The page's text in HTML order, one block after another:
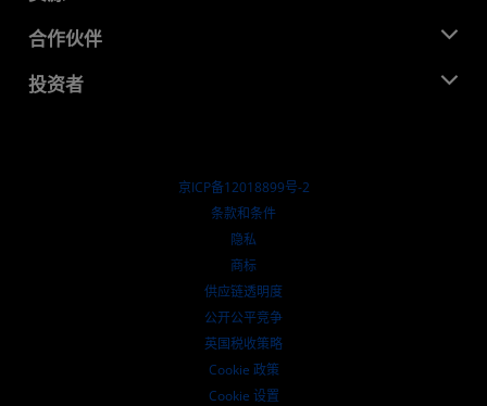
就业机会
联系我们
媒体库
开发中心
成功案例
合作伙伴
AMD 合作伙伴中心
投资者
京ICP备12018899号-2
​条款和条件
隐私
商标
供应链透明度
公开公平竞争
英国税收策略
Cookie 政策
Cookie 设置